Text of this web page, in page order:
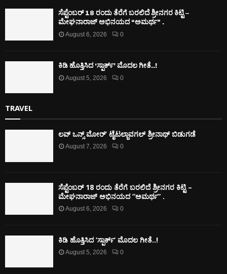
ಸೆಪ್ಟೆಂಬರ್ 18 ರಂದು ತೆರೆಗೆ ಬರಲಿದೆ ಶ್ರೀನಗರ ಕಿಟ್ಟಿ –
ಮೇಘನಾರಾಜ್ ಅಭಿನಯದ “ಅಮರ್ಥ” .
August 6, 2026 0
ಕಿಡಿ‌‌ ಹೊತ್ತಿಸಿದ ‘ಸ್ಪಾರ್ಕ್’ ಮೊದಲ‌ ಗೀತೆ..!
August 5, 2026 0
TRAVEL
ಲವ್ ಒನ್ಸ್ ಮೋರ್’ ಟೈಟಲ್ಜಾವಗಲ್ ಶ್ರೀನಾಥ್ ಬಿಡುಗಡೆ
August 7, 2026 0
ಸೆಪ್ಟೆಂಬರ್ 18 ರಂದು ತೆರೆಗೆ ಬರಲಿದೆ ಶ್ರೀನಗರ ಕಿಟ್ಟಿ –
ಮೇಘನಾರಾಜ್ ಅಭಿನಯದ “ಅಮರ್ಥ” .
August 6, 2026 0
ಕಿಡಿ‌‌ ಹೊತ್ತಿಸಿದ ‘ಸ್ಪಾರ್ಕ್’ ಮೊದಲ‌ ಗೀತೆ..!
August 5, 2026 0